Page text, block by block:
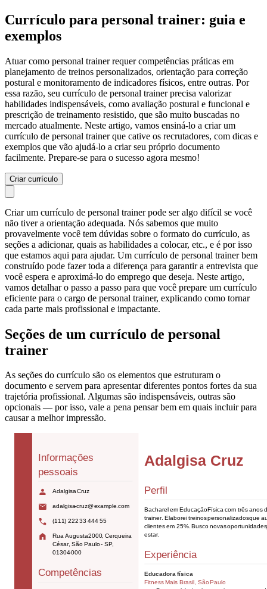
Currículo para personal trainer: guia e
exemplos
Atuar como personal trainer requer competências práticas em
planejamento de treinos personalizados, orientação para correção
postural e monitoramento de indicadores físicos, entre outras. Por
essa razão, seu currículo de personal trainer precisa valorizar
habilidades indispensáveis, como avaliação postural e funcional e
prescrição de treinamento resistido, que são muito buscadas no
mercado atualmente. Neste artigo, vamos ensiná-lo a criar um
currículo de personal trainer que cative os recrutadores, com dicas e
exemplos que vão ajudá-lo a criar seu próprio documento
facilmente. Prepare-se para o sucesso agora mesmo!
Criar currículo
Criar um currículo de personal trainer pode ser algo difícil se você
não tiver a orientação adequada. Nós sabemos que muito
provavelmente você tem dúvidas sobre o formato do currículo, as
seções a adicionar, quais as habilidades a colocar, etc., e é por isso
que estamos aqui para ajudar. Um currículo de personal trainer bem
construído pode fazer toda a diferença para garantir a entrevista que
você espera e aproximá-lo do emprego que deseja. Neste artigo,
vamos detalhar o passo a passo para que você prepare um currículo
eficiente para o cargo de personal trainer, explicando como tornar
cada parte mais profissional e impactante.
Seções de um currículo de personal
trainer
As seções do currículo são os elementos que estruturam o
documento e servem para apresentar diferentes pontos fortes da sua
trajetória profissional. Algumas são indispensáveis, outras são
opcionais — por isso, vale a pena pensar bem em quais incluir para
causar a melhor impressão.